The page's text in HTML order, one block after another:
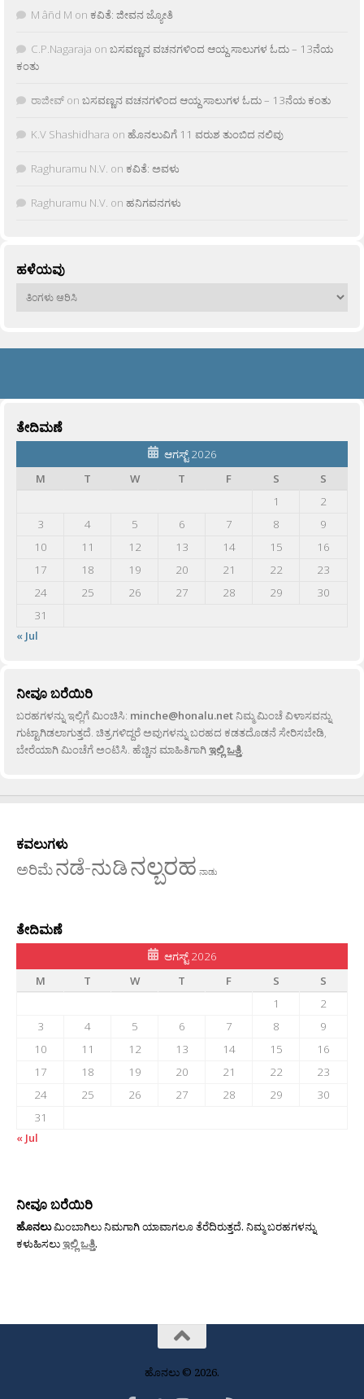
M âñd M on ಕವಿತೆ: ಜೀವನ ಜ್ಯೋತಿ
C.P.Nagaraja on ಬಸವಣ್ಣನ ವಚನಗಳಿಂದ ಆಯ್ದ ಸಾಲುಗಳ ಓದು – 13ನೆಯ
ಕಂತು
ರಾಜೀವ್ on ಬಸವಣ್ಣನ ವಚನಗಳಿಂದ ಆಯ್ದ ಸಾಲುಗಳ ಓದು – 13ನೆಯ ಕಂತು
K.V Shashidhara on ಹೊನಲುವಿಗೆ 11 ವರುಶ ತುಂಬಿದ ನಲಿವು
Raghuramu N.V. on ಕವಿತೆ: ಅವಳು
Raghuramu N.V. on ಹನಿಗವನಗಳು
ಹಳೆಯವು
ಹಳೆಯವು
ತೇದಿಮಣೆ
ಆಗಸ್ಟ್ 2026
M
T W T F S
S
1
2
3
4 5 6 7 8
9
10
11 12 13 14 15
16
17
18 19 20 21 22
23
24
25 26 27 28 29
30
31
« Jul
ನೀವೂ ಬರೆಯಿರಿ
ಬರಹಗಳನ್ನು ಇಲ್ಲಿಗೆ ಮಿಂಚಿಸಿ: minche@honalu.netನಿಮ್ಮ ಮಿಂಚೆ ವಿಳಾಸವನ್ನು
ಗುಟ್ಟಾಗಿಡಲಾಗುತ್ತದೆ. ಚಿತ್ರಗಳಿದ್ದರೆ ಅವುಗಳನ್ನು ಬರಹದ ಕಡತದೊಡನೆ ಸೇರಿಸಬೇಡಿ,
ಬೇರೆಯಾಗಿ ಮಿಂಚೆಗೆ ಅಂಟಿಸಿ. ಹೆಚ್ಚಿನ ಮಾಹಿತಿಗಾಗಿಇಲ್ಲಿ ಒತ್ತಿ.
ಕವಲುಗಳು
ಅರಿಮೆನಡೆ-ನುಡಿನಲ್ಬರಹ ನಾಡು
ತೇದಿಮಣೆ
ಆಗಸ್ಟ್ 2026
M
T W T F S
S
1
2
3
4 5 6 7 8
9
10
11 12 13 14 15
16
17
18 19 20 21 22
23
24
25 26 27 28 29
30
31
« Jul
ನೀವೂ ಬರೆಯಿರಿ
ಹೊನಲುಮಿಂಬಾಗಿಲು ನಿಮಗಾಗಿ ಯಾವಾಗಲೂ ತೆರೆದಿರುತ್ತದೆ. ನಿಮ್ಮ ಬರಹಗಳನ್ನು
ಕಳುಹಿಸಲುಇಲ್ಲಿ ಒತ್ತಿ.
ಹೊನಲು © 2026.